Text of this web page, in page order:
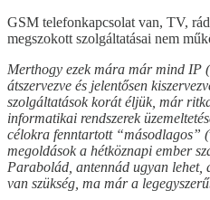
GSM telefonkapcsolat van, TV,
megszokott szolgáltatásai nem
Merthogy ezek mára már mind IP
átszervezve és jelentősen
szolgáltatások korát éljük, már
informatikai rendszerek
célokra fenntartott “másodlagos”
megoldások a hétköznapi ember
Parabolád, antennád ugyan lehet,
van szükség, ma már a